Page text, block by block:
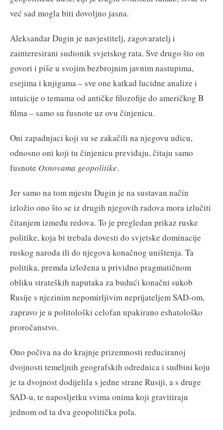
već sad mogla biti dovoljno jasna.
Aleksandar Dugin je navjestitelj, zagovaratelj i
zainteresirani sudionik svjetskog rata. Sve drugo što on
govori i piše u svojim bezbrojnim javnim nastupima,
esejima i knjigama – sve one katkad lucidne analize i
intuicije o temama od antičke filozofije do američkog B
filma – samo su fusnote uz ovu činjenicu.
Oni zapadnjaci koji su se zakačili na njegovu udicu,
odnosno oni koji tu činjenicu previđaju, čitaju samo
fusnote Osnovama geopolitike.
Jer samo na tom mjestu Dugin je na sustavan način
izložio ono što se iz drugih njegovih radova mora izlučiti
čitanjem između redova. To je pregledan prikaz ruske
politike, koja bi trebala dovesti do svjetske dominacije
ruskog naroda ili do njegova konačnog uništenja. Ta
politika, premda izložena u prividno pragmatičnom
obliku strateških naputaka za budući konačni sukob
Rusije s njezinim nepomirljivim neprijateljem SAD-om,
zapravo je u politološki celofan upakirano eshatološko
proročanstvo.
Ono počiva na do krajnje prizemnosti reduciranoj
dvojnosti temeljnih geografskih odrednica i sudbini koju
je ta dvojnost dodijelila s jedne strane Rusiji, a s druge
SAD-u, te naposljetku svima onima koji gravitiraju
jednom od ta dva geopolitička pola.